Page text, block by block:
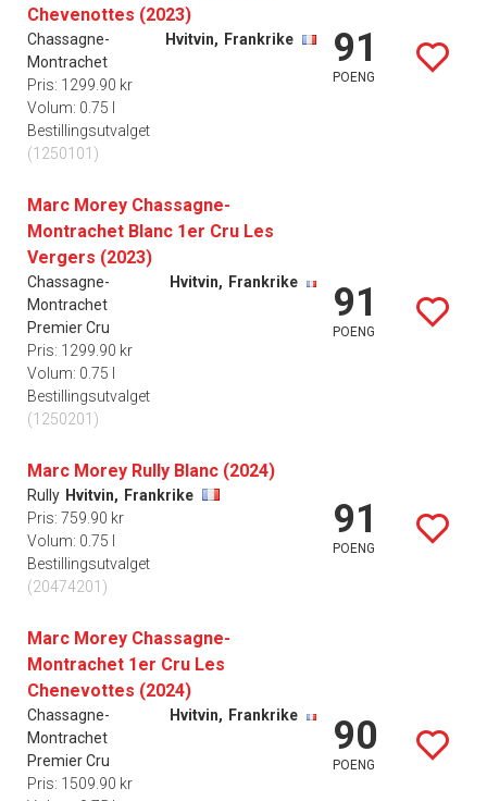
Chevenottes (2023)
Chassagne-
Montrachet
Hvitvin, Frankrike
Pris: 1299.90 kr
Volum: 0.75 l
Bestillingsutvalget
(1250101)
91
POENG
Marc Morey Chassagne-
Montrachet Blanc 1er Cru Les
Vergers (2023)
Chassagne-
Montrachet
Premier Cru
Hvitvin, Frankrike
Pris: 1299.90 kr
Volum: 0.75 l
Bestillingsutvalget
(1250201)
91
POENG
Marc Morey Rully Blanc (2024)
Rully Hvitvin, Frankrike
Pris: 759.90 kr
Volum: 0.75 l
Bestillingsutvalget
(20474201)
91
POENG
Marc Morey Chassagne-
Montrachet 1er Cru Les
Chenevottes (2024)
Chassagne-
Montrachet
Premier Cru
Hvitvin, Frankrike
Pris: 1509.90 kr
90
POENG